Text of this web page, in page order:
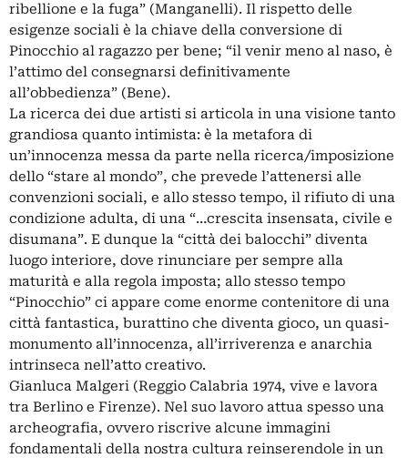
ribellione e la fuga” (Manganelli). Il rispetto delle
esigenze sociali è la chiave della conversione di
Pinocchio al ragazzo per bene; “il venir meno al naso, è
l’attimo del consegnarsi definitivamente
all’obbedienza” (Bene).
La ricerca dei due artisti si articola in una visione tanto
grandiosa quanto intimista: è la metafora di
un’innocenza messa da parte nella ricerca/imposizione
dello “stare al mondo”, che prevede l’attenersi alle
convenzioni sociali, e allo stesso tempo, il rifiuto di una
condizione adulta, di una “…crescita insensata, civile e
disumana”. E dunque la “città dei balocchi” diventa
luogo interiore, dove rinunciare per sempre alla
maturità e alla regola imposta; allo stesso tempo
“Pinocchio” ci appare come enorme contenitore di una
città fantastica, burattino che diventa gioco, un quasi-
monumento all’innocenza, all’irriverenza e anarchia
intrinseca nell’atto creativo.
Gianluca Malgeri (Reggio Calabria 1974, vive e lavora
tra Berlino e Firenze). Nel suo lavoro attua spesso una
archeografia, ovvero riscrive alcune immagini
fondamentali della nostra cultura reinserendole in un